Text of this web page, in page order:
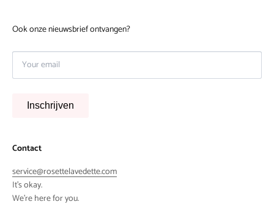
Ook onze nieuwsbrief ontvangen?
Inschrijven
Contact
service@rosettelavedette.com
It's okay.
We're here for you.